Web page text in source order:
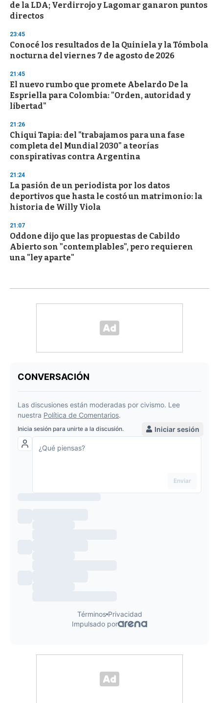
de la LDA; Verdirrojo y Lagomar ganaron puntos
directos
23:45
Conocé los resultados de la Quiniela y la Tómbola
nocturna del viernes 7 de agosto de 2026
21:45
El nuevo rumbo que promete Abelardo De la
Espriella para Colombia: "Orden, autoridad y
libertad"
21:26
Chiqui Tapia: del "trabajamos para una fase
completa del Mundial 2030" a teorías
conspirativas contra Argentina
21:24
La pasión de un periodista por los datos
deportivos que hasta le costó un matrimonio: la
historia de Willy Viola
21:07
Oddone dijo que las propuestas de Cabildo
Abierto son "contemplables", pero requieren
una "ley aparte"